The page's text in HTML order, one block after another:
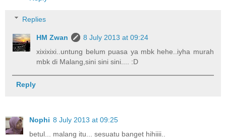
Replies
HM Zwan
8 July 2013 at 09:24
xixixixi..untung belum puasa ya mbk hehe..iyha murah
mbk di Malang,sini sini sini.... :D
Reply
Nophi 8 July 2013 at 09:25
betul... malang itu... sesuatu banget hihiiii..